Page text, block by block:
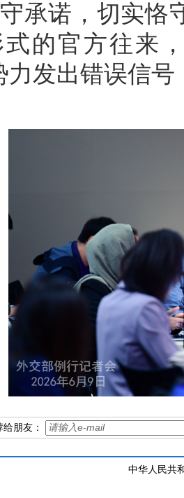
承诺，切实恪
式的官方往来
力发出错误信
给朋友：
中华人民共